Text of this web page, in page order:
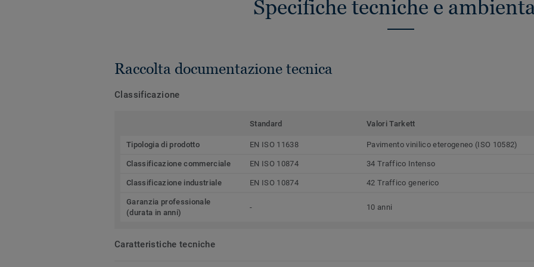
Specifiche tecniche e
Raccolta documentazione tecnica
Classificazione
Standard Valori Tarkett
Tipologia di prodotto EN ISO 11638 Pavimento vinilico eterogeneo (ISO 10582)
Classificazione commerciale EN ISO 10874 34 Traffico Intenso
Classificazione industriale EN ISO 10874 42 Traffico generico
Garanzia professionale
(durata in anni)
- 10 anni
Caratteristiche tecniche